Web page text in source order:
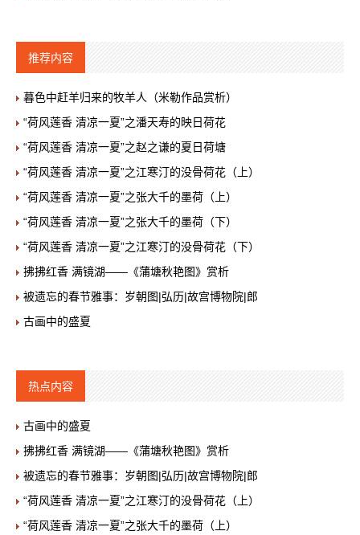
推荐内容
暮色中赶羊归来的牧羊人（米勒作品赏析）
“荷风莲香 清凉一夏”之潘天寿的映日荷花
“荷风莲香 清凉一夏”之赵之谦的夏日荷塘
“荷风莲香 清凉一夏”之江寒汀的没骨荷花（上）
“荷风莲香 清凉一夏”之张大千的墨荷（上）
“荷风莲香 清凉一夏”之张大千的墨荷（下）
“荷风莲香 清凉一夏”之江寒汀的没骨荷花（下）
拂拂红香 满镜湖——《蒲塘秋艳图》赏析
被遗忘的春节雅事：岁朝图|弘历|故宫博物院|郎
古画中的盛夏
热点内容
古画中的盛夏
拂拂红香 满镜湖——《蒲塘秋艳图》赏析
被遗忘的春节雅事：岁朝图|弘历|故宫博物院|郎
“荷风莲香 清凉一夏”之江寒汀的没骨荷花（上）
“荷风莲香 清凉一夏”之张大千的墨荷（上）